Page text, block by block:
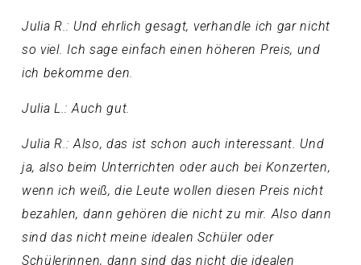
Julia R.: Und ehrlich gesagt, verhandle ich gar nicht
so viel. Ich sage einfach einen höheren Preis, und
ich bekomme den.
Julia L.: Auch gut.
Julia R.: Also, das ist schon auch interessant. Und
ja, also beim Unterrichten oder auch bei Konzerten,
wenn ich weiß, die Leute wollen diesen Preis nicht
bezahlen, dann gehören die nicht zu mir. Also dann
sind das nicht meine idealen Schüler oder
Schülerinnen, dann sind das nicht die idealen